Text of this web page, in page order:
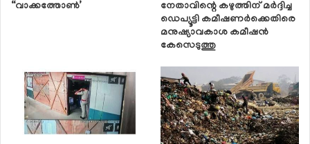
“വാക്കത്തോൺ’
നേതാവിന്റെ കഴുത്തിന് മർദ്ദിച്ച
ഡെപ്യൂട്ടി കമീഷണർക്കെതിരെ
മനുഷ്യാവകാശ കമീഷൻ
കേസെടുത്തു